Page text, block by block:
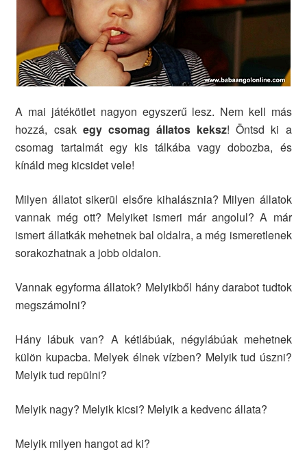
A mai játékötlet nagyon egyszerű lesz. Nem kell más
hozzá, csak egy csomag állatos keksz! Öntsd ki a
csomag tartalmát egy kis tálkába vagy dobozba, és
kínáld meg kicsidet vele!
Milyen állatot sikerül elsőre kihalásznia? Milyen állatok
vannak még ott? Melyiket ismeri már angolul? A már
ismert állatkák mehetnek bal oldalra, a még ismeretlenek
sorakozhatnak a jobb oldalon.
Vannak egyforma állatok? Melyikből hány darabot tudtok
megszámolni?
Hány lábuk van? A kétlábúak, négylábúak mehetnek
külön kupacba. Melyek élnek vízben? Melyik tud úszni?
Melyik tud repülni?
Melyik nagy? Melyik kicsi? Melyik a kedvenc állata?
Melyik milyen hangot ad ki?